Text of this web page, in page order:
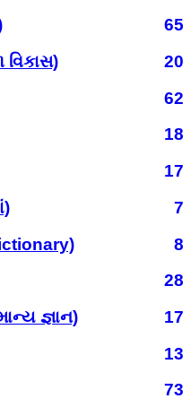
65
20
62
18
17
7
8
28
જ્ઞાન)
17
13
73